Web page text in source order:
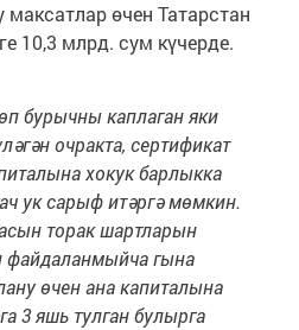
максатлар өчен Татарстан
10,3 млрд. сум күчерде.
бурычны каплаган яки
очракта, сертификат
хокук барлыкка
ук сарыф итәргә мөмкин.
торак шартларын
файдаланмыйча гына
өчен ана капиталына
3 яшь тулган булырга